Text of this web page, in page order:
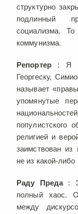
структурно
подлинный
социализма.
коммунизма.
Репортер: Я
Георгеску,
называет
упомянутые
популистского
религией и
заимствован из
не из какой-
Раду Преда:
полный хаос.
между